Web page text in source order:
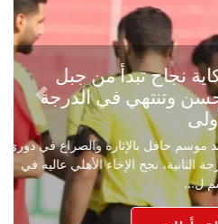
من جبل
في الدرجة
والصراع في دوري
الأهلي عاليه في
Next